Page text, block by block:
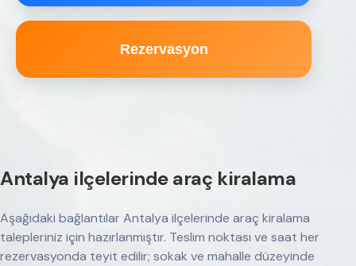
Rezervasyon
Antalya ilçelerinde araç kiralama
Aşağıdaki bağlantılar Antalya ilçelerinde araç kiralama
talepleriniz için hazırlanmıştır. Teslim noktası ve saat her
rezervasyonda teyit edilir; sokak ve mahalle düzeyinde